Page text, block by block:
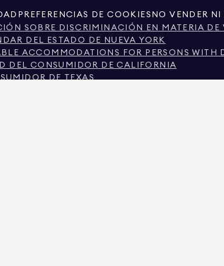
PREFERENCIAS DE COOKIES NO VENDER
SOBRE DISCRIMINACIÓN EN MATERIA DE
DEL ESTADO DE NUEVA YORK
ACCOMMODATIONS FOR PERSONS WITH
DEL CONSUMIDOR DE CALIFORNIA
DE TEXAS